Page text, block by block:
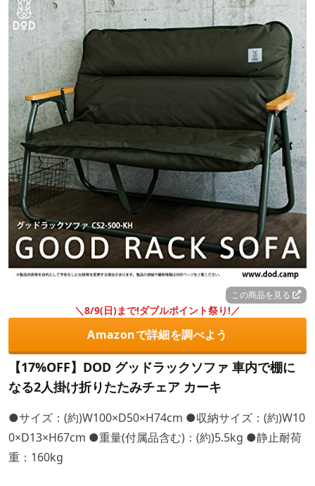
この商品を見る
＼8/9(日)まで!ダブルポイント祭り!／
Amazonで詳細を調べよう
【17%OFF】DOD グッドラックソファ 車内で棚に
なる2人掛け折りたたみチェア カーキ
●サイズ：(約)W100×D50×H74cm ●収納サイズ：(約)W10
0×D13×H67cm ●重量(付属品含む)：(約)5.5kg ●静止耐荷
重：160kg